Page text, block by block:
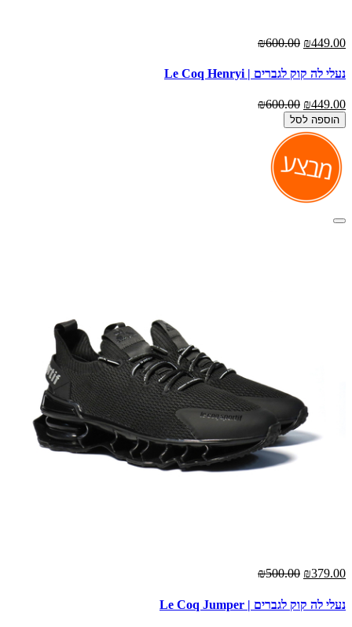
₪449.00
₪600.00
נעלי לה קוק לגברים | Le Coq Henryi
₪449.00
₪600.00
הוספה לסל
₪379.00
₪500.00
נעלי לה קוק לגברים | Le Coq Jumper